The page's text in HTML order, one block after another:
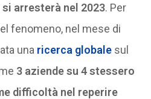
arresterà nel 2023. Per
fenomeno, nel mese di
una ricerca globalesul
3 aziende su 4 stessero
difficoltà nel reperire